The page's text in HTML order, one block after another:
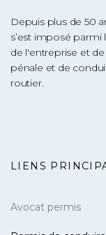
Depuis plus de 50
s’est imposé
de l'entreprise et
pénale et de
routier.
LIENS
Avocat permis